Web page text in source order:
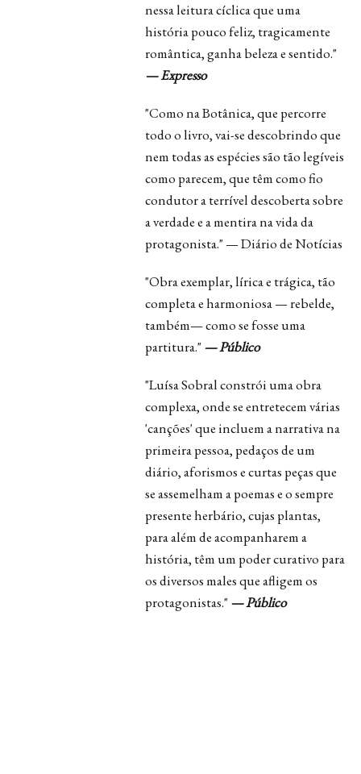
nessa leitura cíclica que uma
história pouco feliz, tragicamente
romântica, ganha beleza e sentido."
— Expresso
"Como na Botânica, que percorre
todo o livro, vai-se descobrindo que
nem todas as espécies são tão legíveis
como parecem, que têm como fio
condutor a terrível descoberta sobre
a verdade e a mentira na vida da
protagonista." — Diário de Notícias
"Obra exemplar, lírica e trágica, tão
completa e harmoniosa — rebelde,
também— como se fosse uma
partitura." — Público
"Luísa Sobral constrói uma obra
complexa, onde se entretecem várias
'canções' que incluem a narrativa na
primeira pessoa, pedaços de um
diário, aforismos e curtas peças que
se assemelham a poemas e o sempre
presente herbário, cujas plantas,
para além de acompanharem a
história, têm um poder curativo para
os diversos males que afligem os
protagonistas." — Público